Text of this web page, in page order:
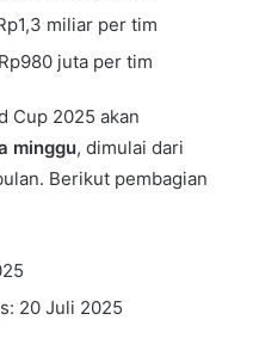
miliar per tim
juta per tim
Cup 2025 akan
minggu, dimulai dari
Berikut pembagian
20 Juli 2025